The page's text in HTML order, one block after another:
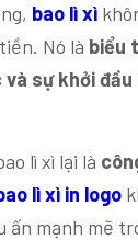
bao lì xì
Nó là biểu
và sự khởi
lì xì lại là
lì xì in logo
ấn mạnh mẽ